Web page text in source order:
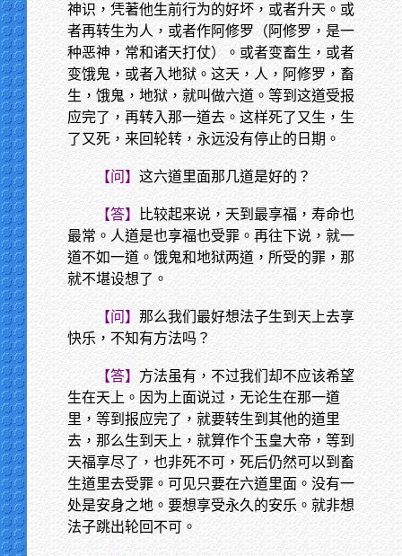
神识，凭著他生前行为的好坏，或者升天。或
者再转生为人，或者作阿修罗（阿修罗，是一
种恶神，常和诸天打仗）。或者变畜生，或者
变饿鬼，或者入地狱。这天，人，阿修罗，畜
生，饿鬼，地狱，就叫做六道。等到这道受报
应完了，再转入那一道去。这样死了又生，生
了又死，来回轮转，永远没有停止的日期。
【问】 这六道里面那几道是好的？
【答】
比较起来说，天到最享福，寿命也
最常。人道是也享福也受罪。再往下说，就一
道不如一道。饿鬼和地狱两道，所受的罪，那
就不堪设想了。
【问】 那么我们最好想法子生到天上去享
快乐，不知有方法吗？
【答】 方法虽有，不过我们却不应该希望
生在天上。因为上面说过，无论生在那一道
里，等到报应完了，就要转生到其他的道里
去，那么生到天上，就算作个玉皇大帝，等到
天福享尽了，也非死不可，死后仍然可以到畜
生道里去受罪。可见只要在六道里面。没有一
处是安身之地。要想享受永久的安乐。就非想
法子跳出轮回不可。